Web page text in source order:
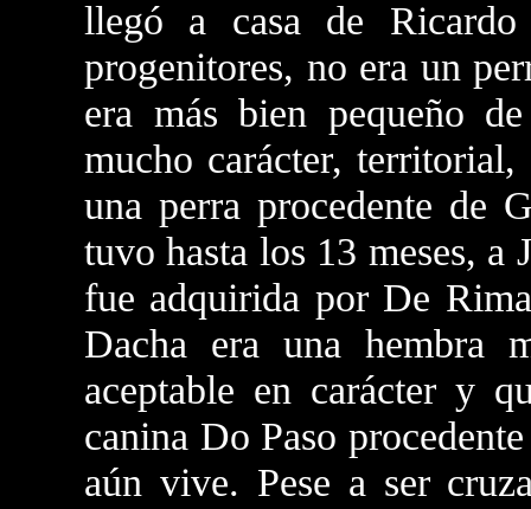
llegó a casa de
progenitores, no era un
era más bien pequeño
mucho carácter,
una perra procedente de
tuvo hasta los 13 meses,
fue adquirida por De
Dacha era una hembra
aceptable en carácter y
canina Do Paso
aún vive. Pese a ser